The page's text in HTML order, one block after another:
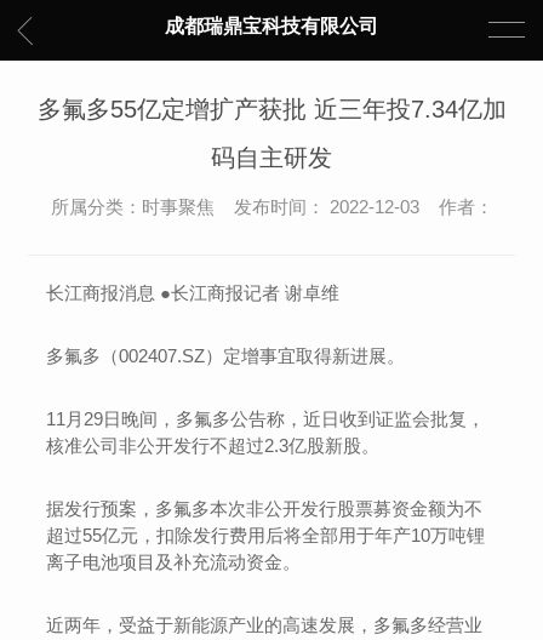
成都瑞鼎宝科技有限公司
多氟多55亿定增扩产获批 近三年投7.34亿加
码自主研发
所属分类：时事聚焦 发布时间： 2022-12-03 作者：
长江商报消息 ●长江商报记者 谢卓维
多氟多（002407.SZ）定增事宜取得新进展。
11月29日晚间，多氟多公告称，近日收到证监会批复，
核准公司非公开发行不超过2.3亿股新股。
据发行预案，多氟多本次非公开发行股票募资金额为不
超过55亿元，扣除发行费用后将全部用于年产10万吨锂
离子电池项目及补充流动资金。
近两年，受益于新能源产业的高速发展，多氟多经营业